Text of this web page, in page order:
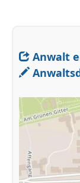
Anwalt